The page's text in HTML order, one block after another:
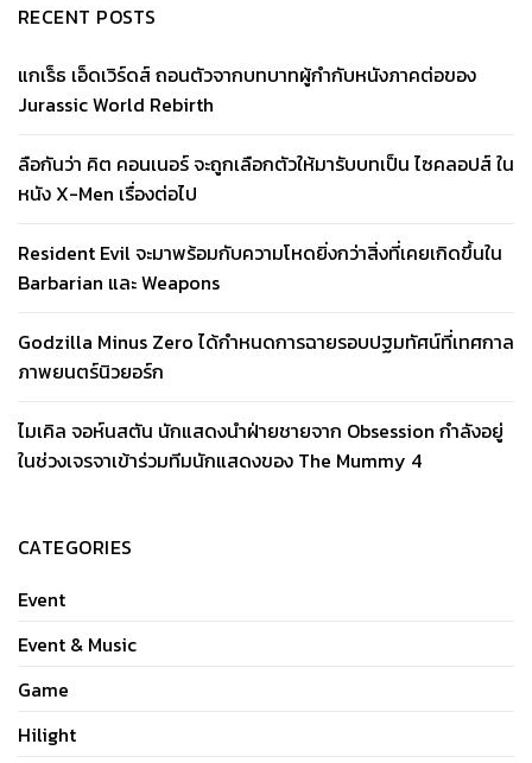
RECENT POSTS
แกเร็ธ เอ็ดเวิร์ดส์ ถอนตัวจากบทบาทผู้กำกับหนังภาคต่อของ
Jurassic World Rebirth
ลือกันว่า คิต คอนเนอร์ จะถูกเลือกตัวให้มารับบทเป็น ไซคลอปส์ ใน
หนัง X-Men เรื่องต่อไป
Resident Evil จะมาพร้อมกับความโหดยิ่งกว่าสิ่งที่เคยเกิดขึ้นใน
Barbarian และ Weapons
Godzilla Minus Zero ได้กำหนดการฉายรอบปฐมทัศน์ที่เทศกาล
ภาพยนตร์นิวยอร์ก
ไมเคิล จอห์นสตัน นักแสดงนำฝ่ายชายจาก Obsession กำลังอยู่
ในช่วงเจรจาเข้าร่วมทีมนักแสดงของ The Mummy 4
CATEGORIES
Event
Event & Music
Game
Hilight